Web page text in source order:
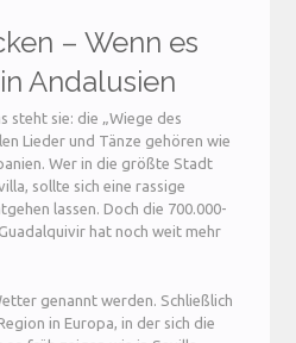
– Wenn es
Andalusien
steht sie: die „Wiege des
Lieder und Tänze gehören wie
Wer in die größte Stadt
sollte sich eine rassige
lassen. Doch die 700.000-
hat noch weit mehr
genannt werden. Schließlich
in Europa, in der sich die